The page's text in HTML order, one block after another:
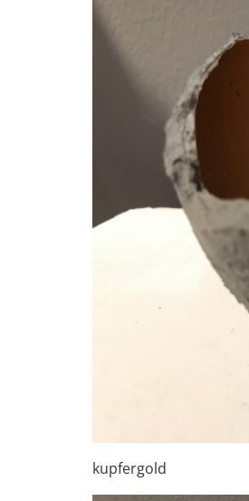
kupfergold